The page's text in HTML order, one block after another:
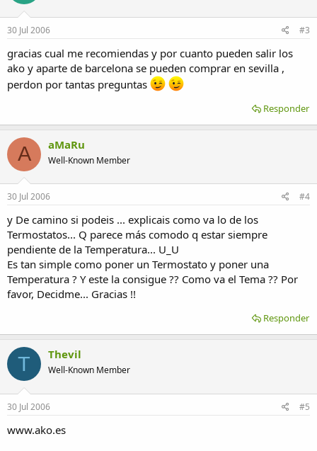
30 Jul 2006 #3
gracias cual me recomiendas y por cuanto pueden salir los
ako y aparte de barcelona se pueden comprar en sevilla ,
perdon por tantas preguntas
Responder
A aMaRu
Well-Known Member
30 Jul 2006 #4
y De camino si podeis ... explicais como va lo de los
Termostatos... Q parece más comodo q estar siempre
pendiente de la Temperatura... U_U
Es tan simple como poner un Termostato y poner una
Temperatura ? Y este la consigue ?? Como va el Tema ?? Por
favor, Decidme... Gracias !!
Responder
T Thevil
Well-Known Member
30 Jul 2006 #5
www.ako.es